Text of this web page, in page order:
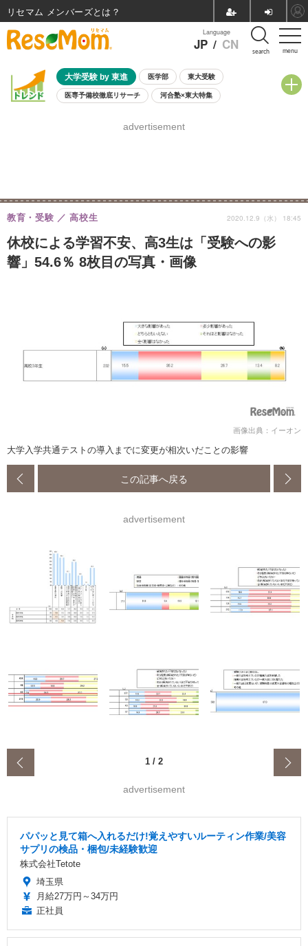
menu
Language
JP / CN search
大学受験 by 東進 医学部 東大受験
医専予備校徹底リサーチ 河合塾×東大特集
8月開催学校説明会・相談会
advertisement
休校による学習不安、高3生は「受験への影
響」54.6％ 8枚目の写真・画像
教育・受験 高校生 2020.12.9（水） 18:45
画像出典：イーオン
大学入学共通テストの導入までに変更が相次いだことの影響
この記事へ戻る
advertisement
1 / 2
advertisement
パパッと見て箱へ入れるだけ!覚えやすいルーティン作業/美容
サプリの検品・梱包/未経験歓迎
株式会社Tetote
埼玉県
月給27万円～34万円
正社員
リセマム メンバーズ